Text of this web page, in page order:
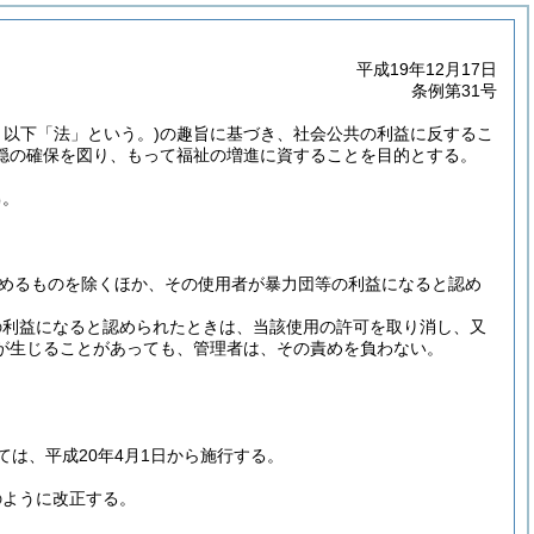
平成19年12月17日
条例第31号
下「法」という。)の趣旨に基づき、社会公共の利益に反するこ
確保を図り、もって福祉の増進に資することを目的とする。
るものを除くほか、その使用者が暴力団等の利益になると認め
益になると認められたときは、当該使用の許可を取り消し、又
じることがあっても、管理者は、その責めを負わない。
、平成20年4月1日から施行する。
うに改正する。